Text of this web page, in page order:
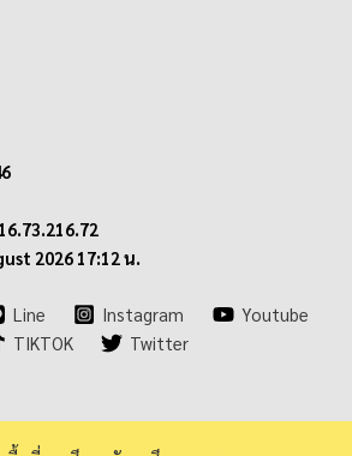
2026 17:12 น.
Line Instagram
Youtube
TIKTOK
Twitter